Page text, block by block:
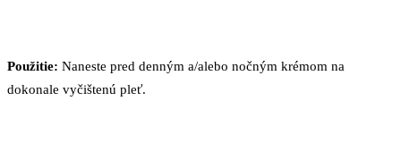
Použitie: Naneste pred denným a/alebo nočným krémom na
dokonale vyčištenú pleť.